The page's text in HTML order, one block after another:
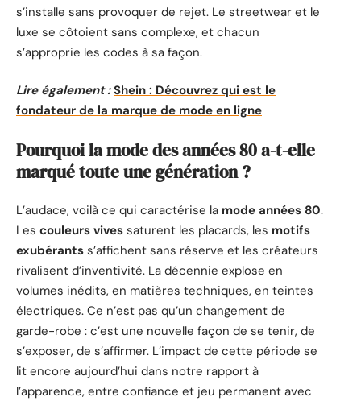
s’installe sans provoquer de rejet. Le streetwear et le
luxe se côtoient sans complexe, et chacun
s’approprie les codes à sa façon.
Lire également : Shein : Découvrez qui est le
fondateur de la marque de mode en ligne
Pourquoi la mode des années 80 a-t-elle
marqué toute une génération ?
L’audace, voilà ce qui caractérise la mode années 80.
Les couleurs vives saturent les placards, les motifs
exubérants s’affichent sans réserve et les créateurs
rivalisent d’inventivité. La décennie explose en
volumes inédits, en matières techniques, en teintes
électriques. Ce n’est pas qu’un changement de
garde-robe : c’est une nouvelle façon de se tenir, de
s’exposer, de s’affirmer. L’impact de cette période se
lit encore aujourd’hui dans notre rapport à
l’apparence, entre confiance et jeu permanent avec